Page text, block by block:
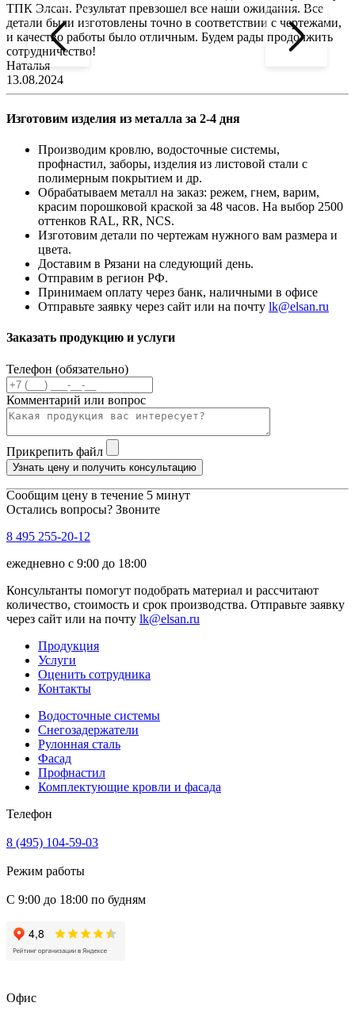
ТПК Элсан. Результат превзошел все наши ожидания. Все
детали были изготовлены точно в соответствии с чертежами,
и качество работы было отличным. Будем рады продолжить
сотрудничество!
Наталья
13.08.2024
Изготовим изделия из металла за 2-4 дня
Производим кровлю, водосточные системы,
профнастил, заборы, изделия из листовой стали с
полимерным покрытием и др.
Обрабатываем металл на заказ: режем, гнем, варим,
красим порошковой краской за 48 часов. На выбор 2500
оттенков RAL, RR, NCS.
Изготовим детали по чертежам нужного вам размера и
цвета.
Доставим в Рязани на следующий день.
Отправим в регион РФ.
Принимаем оплату через банк, наличными в офисе
Отправьте заявку через сайт или на почту lk@elsan.ru
Заказать продукцию и услуги
Телефон (обязательно)
Комментарий или вопрос
Прикрепить файл
Узнать цену и получить консультацию
Сообщим цену в течение 5 минут
Остались вопросы? Звоните
8 495 255-20-12
ежедневно с 9:00 до 18:00
Консультанты помогут подобрать материал и рассчитают
количество, стоимость и срок производства. Отправьте заявку
через сайт или на почту lk@elsan.ru
Продукция
Услуги
Оценить сотрудника
Контакты
Водосточные системы
Снегозадержатели
Рулонная сталь
Фасад
Профнастил
Комплектующие кровли и фасада
Телефон
8 (495) 104-59-03
Режим работы
С 9:00 до 18:00 по будням
Офис